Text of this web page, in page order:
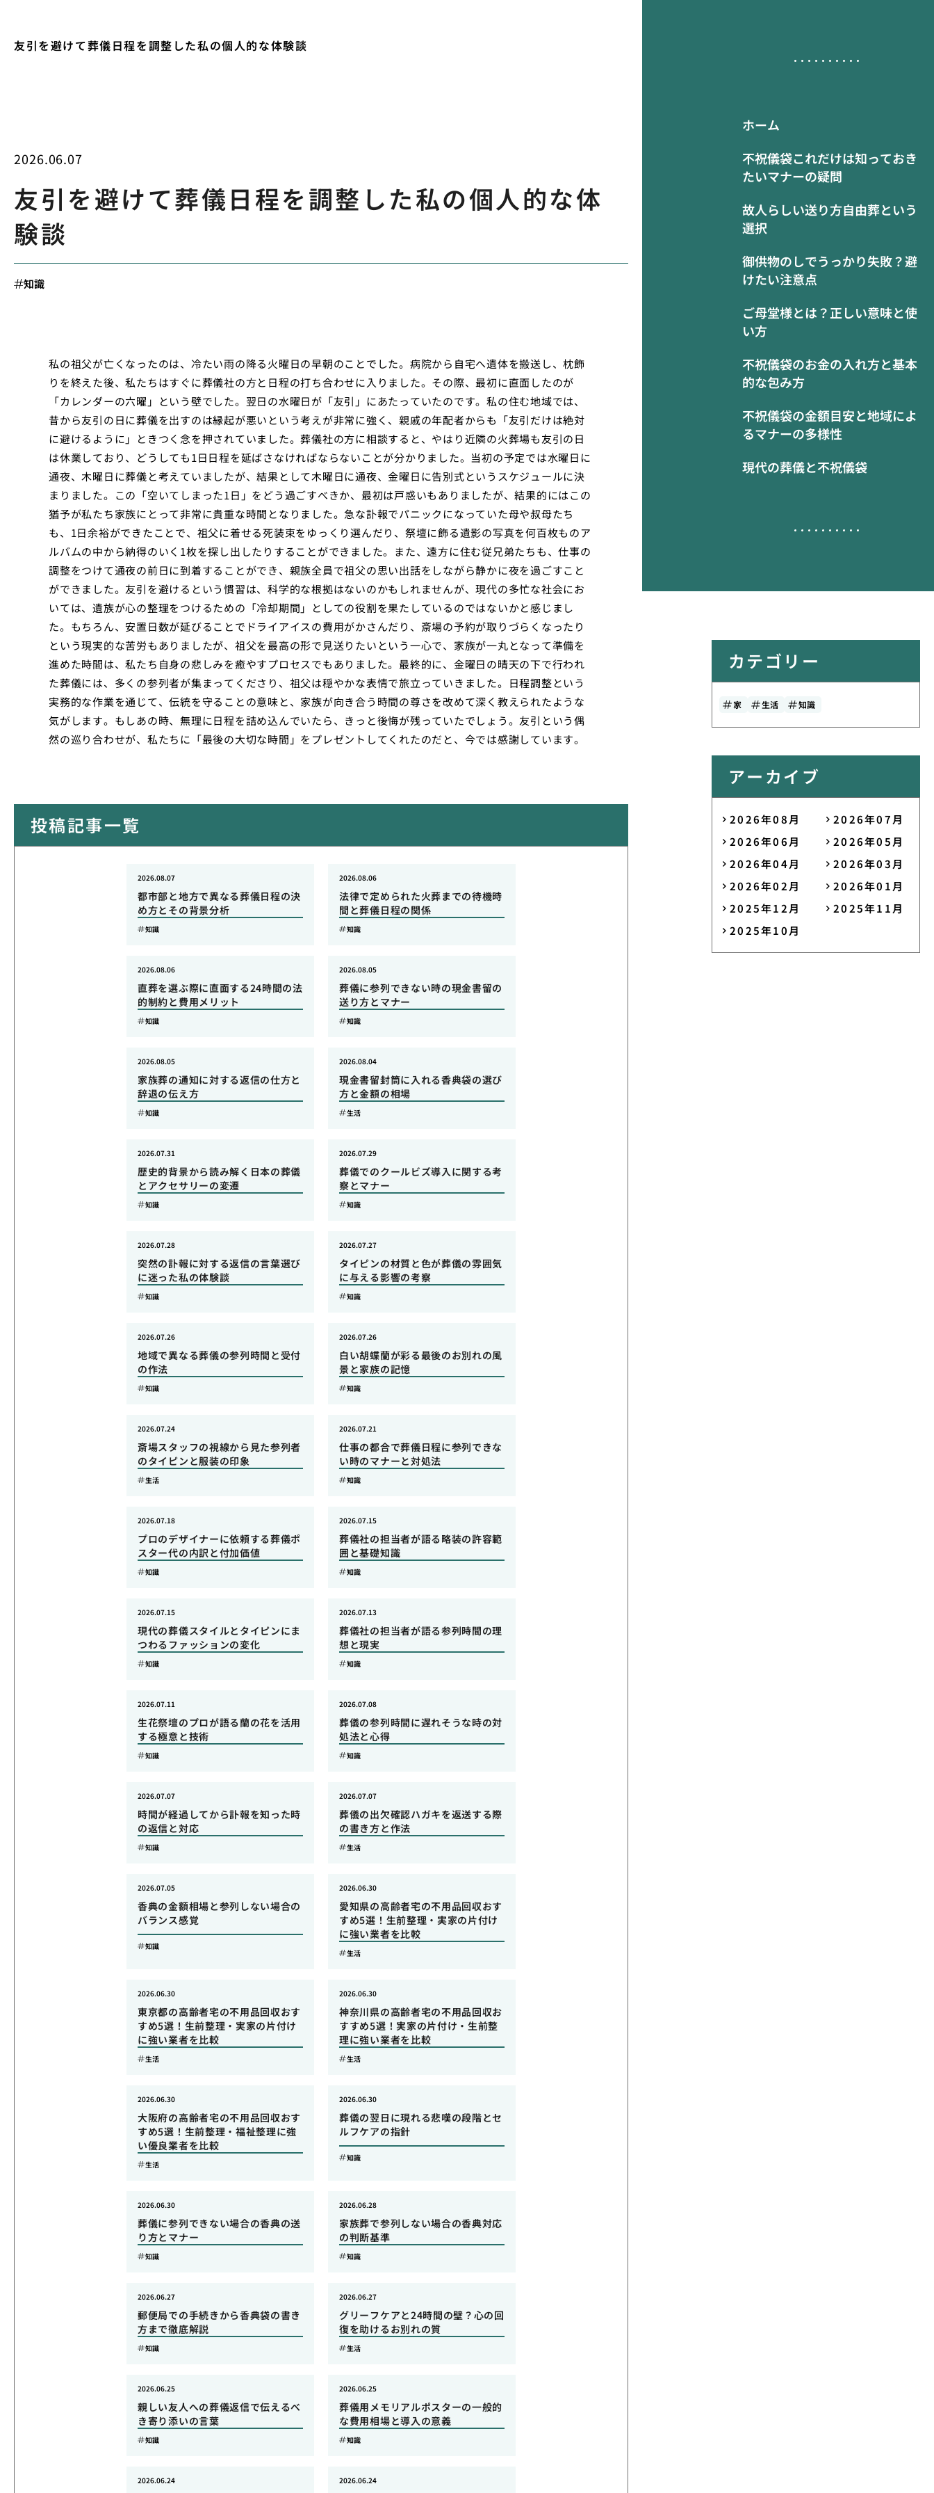
友引を避けて葬儀日程を調整した私の個人的な体験談
ホーム
不祝儀袋これだけは知っておき
たいマナーの疑問
故人らしい送り方自由葬という
選択
御供物のしでうっかり失敗？避
けたい注意点
ご母堂様とは？正しい意味と使
い方
不祝儀袋のお金の入れ方と基本
的な包み方
不祝儀袋の金額目安と地域によ
るマナーの多様性
現代の葬儀と不祝儀袋
2026.06.07
友引を避けて葬儀日程を調整した私の個人的な体
験談
知識
私の祖父が亡くなったのは、冷たい雨の降る火曜日の早朝のことでした。病院から自宅へ遺体を搬送し、枕飾
りを終えた後、私たちはすぐに葬儀社の方と日程の打ち合わせに入りました。その際、最初に直面したのが
「カレンダーの六曜」という壁でした。翌日の水曜日が「友引」にあたっていたのです。私の住む地域では、
昔から友引の日に葬儀を出すのは縁起が悪いという考えが非常に強く、親戚の年配者からも「友引だけは絶対
に避けるように」ときつく念を押されていました。葬儀社の方に相談すると、やはり近隣の火葬場も友引の日
は休業しており、どうしても1日日程を延ばさなければならないことが分かりました。当初の予定では水曜日に
通夜、木曜日に葬儀と考えていましたが、結果として木曜日に通夜、金曜日に告別式というスケジュールに決
まりました。この「空いてしまった1日」をどう過ごすべきか、最初は戸惑いもありましたが、結果的にはこの
猶予が私たち家族にとって非常に貴重な時間となりました。急な訃報でパニックになっていた母や叔母たち
も、1日余裕ができたことで、祖父に着せる死装束をゆっくり選んだり、祭壇に飾る遺影の写真を何百枚ものア
ルバムの中から納得のいく1枚を探し出したりすることができました。また、遠方に住む従兄弟たちも、仕事の
調整をつけて通夜の前日に到着することができ、親族全員で祖父の思い出話をしながら静かに夜を過ごすこと
ができました。友引を避けるという慣習は、科学的な根拠はないのかもしれませんが、現代の多忙な社会にお
いては、遺族が心の整理をつけるための「冷却期間」としての役割を果たしているのではないかと感じまし
た。もちろん、安置日数が延びることでドライアイスの費用がかさんだり、斎場の予約が取りづらくなったり
という現実的な苦労もありましたが、祖父を最高の形で見送りたいという一心で、家族が一丸となって準備を
進めた時間は、私たち自身の悲しみを癒やすプロセスでもありました。最終的に、金曜日の晴天の下で行われ
た葬儀には、多くの参列者が集まってくださり、祖父は穏やかな表情で旅立っていきました。日程調整という
実務的な作業を通じて、伝統を守ることの意味と、家族が向き合う時間の尊さを改めて深く教えられたような
気がします。もしあの時、無理に日程を詰め込んでいたら、きっと後悔が残っていたでしょう。友引という偶
然の巡り合わせが、私たちに「最後の大切な時間」をプレゼントしてくれたのだと、今では感謝しています。
投稿記事一覧
都市部と地方で異なる葬儀日程の決
め方とその背景分析
2026.08.07
知識
法律で定められた火葬までの待機時
間と葬儀日程の関係
2026.08.06
知識
直葬を選ぶ際に直面する24時間の法
的制約と費用メリット
2026.08.06
知識
葬儀に参列できない時の現金書留の
送り方とマナー
2026.08.05
知識
家族葬の通知に対する返信の仕方と
辞退の伝え方
2026.08.05
知識
現金書留封筒に入れる香典袋の選び
方と金額の相場
2026.08.04
生活
歴史的背景から読み解く日本の葬儀
とアクセサリーの変遷
2026.07.31
知識
葬儀でのクールビズ導入に関する考
察とマナー
2026.07.29
知識
突然の訃報に対する返信の言葉選び
に迷った私の体験談
2026.07.28
知識
タイピンの材質と色が葬儀の雰囲気
に与える影響の考察
2026.07.27
知識
地域で異なる葬儀の参列時間と受付
の作法
2026.07.26
知識
白い胡蝶蘭が彩る最後のお別れの風
景と家族の記憶
2026.07.26
知識
斎場スタッフの視線から見た参列者
のタイピンと服装の印象
2026.07.24
生活
仕事の都合で葬儀日程に参列できな
い時のマナーと対処法
2026.07.21
知識
プロのデザイナーに依頼する葬儀ポ
スター代の内訳と付加価値
2026.07.18
知識
葬儀社の担当者が語る略装の許容範
囲と基礎知識
2026.07.15
知識
現代の葬儀スタイルとタイピンにま
つわるファッションの変化
2026.07.15
知識
葬儀社の担当者が語る参列時間の理
想と現実
2026.07.13
知識
生花祭壇のプロが語る蘭の花を活用
する極意と技術
2026.07.11
知識
葬儀の参列時間に遅れそうな時の対
処法と心得
2026.07.08
知識
時間が経過してから訃報を知った時
の返信と対応
2026.07.07
知識
葬儀の出欠確認ハガキを返送する際
の書き方と作法
2026.07.07
生活
香典の金額相場と参列しない場合の
バランス感覚
2026.07.05
知識
愛知県の高齢者宅の不用品回収おす
すめ5選！生前整理・実家の片付け
に強い業者を比較
2026.06.30
生活
東京都の高齢者宅の不用品回収おす
すめ5選！生前整理・実家の片付け
に強い業者を比較
2026.06.30
生活
神奈川県の高齢者宅の不用品回収お
すすめ5選！実家の片付け・生前整
理に強い業者を比較
2026.06.30
生活
大阪府の高齢者宅の不用品回収おす
すめ5選！生前整理・福祉整理に強
い優良業者を比較
2026.06.30
生活
葬儀の翌日に現れる悲嘆の段階とセ
ルフケアの指針
2026.06.30
知識
葬儀に参列できない場合の香典の送
り方とマナー
2026.06.30
知識
家族葬で参列しない場合の香典対応
の判断基準
2026.06.28
知識
郵便局での手続きから香典袋の書き
方まで徹底解説
2026.06.27
知識
グリーフケアと24時間の壁？心の回
復を助けるお別れの質
2026.06.27
生活
親しい友人への葬儀返信で伝えるべ
き寄り添いの言葉
2026.06.25
知識
葬儀用メモリアルポスターの一般的
な費用相場と導入の意義
2026.06.25
知識
2026.06.24 2026.06.24
カテゴリー
家 生活 知識
アーカイブ
2026年08月
2026年07月
2026年06月
2026年05月
2026年04月
2026年03月
2026年02月
2026年01月
2025年12月
2025年11月
2025年10月